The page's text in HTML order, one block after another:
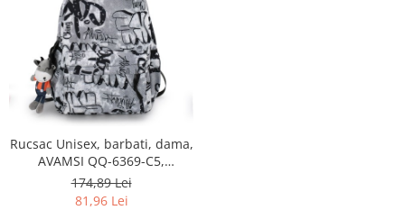
Rucsac Unisex, barbati, dama,
AVAMSI QQ-6369-C5,
31X45X13 cm
174,89 Lei
81,96 Lei